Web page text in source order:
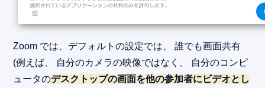
Zoom では、デフォルトの設定では、 誰でも画面共有
(例えば、 自分のカメラの映像ではなく、 自分のコンピ
ュータのデスクトップの画面を他の参加者にビデオとし